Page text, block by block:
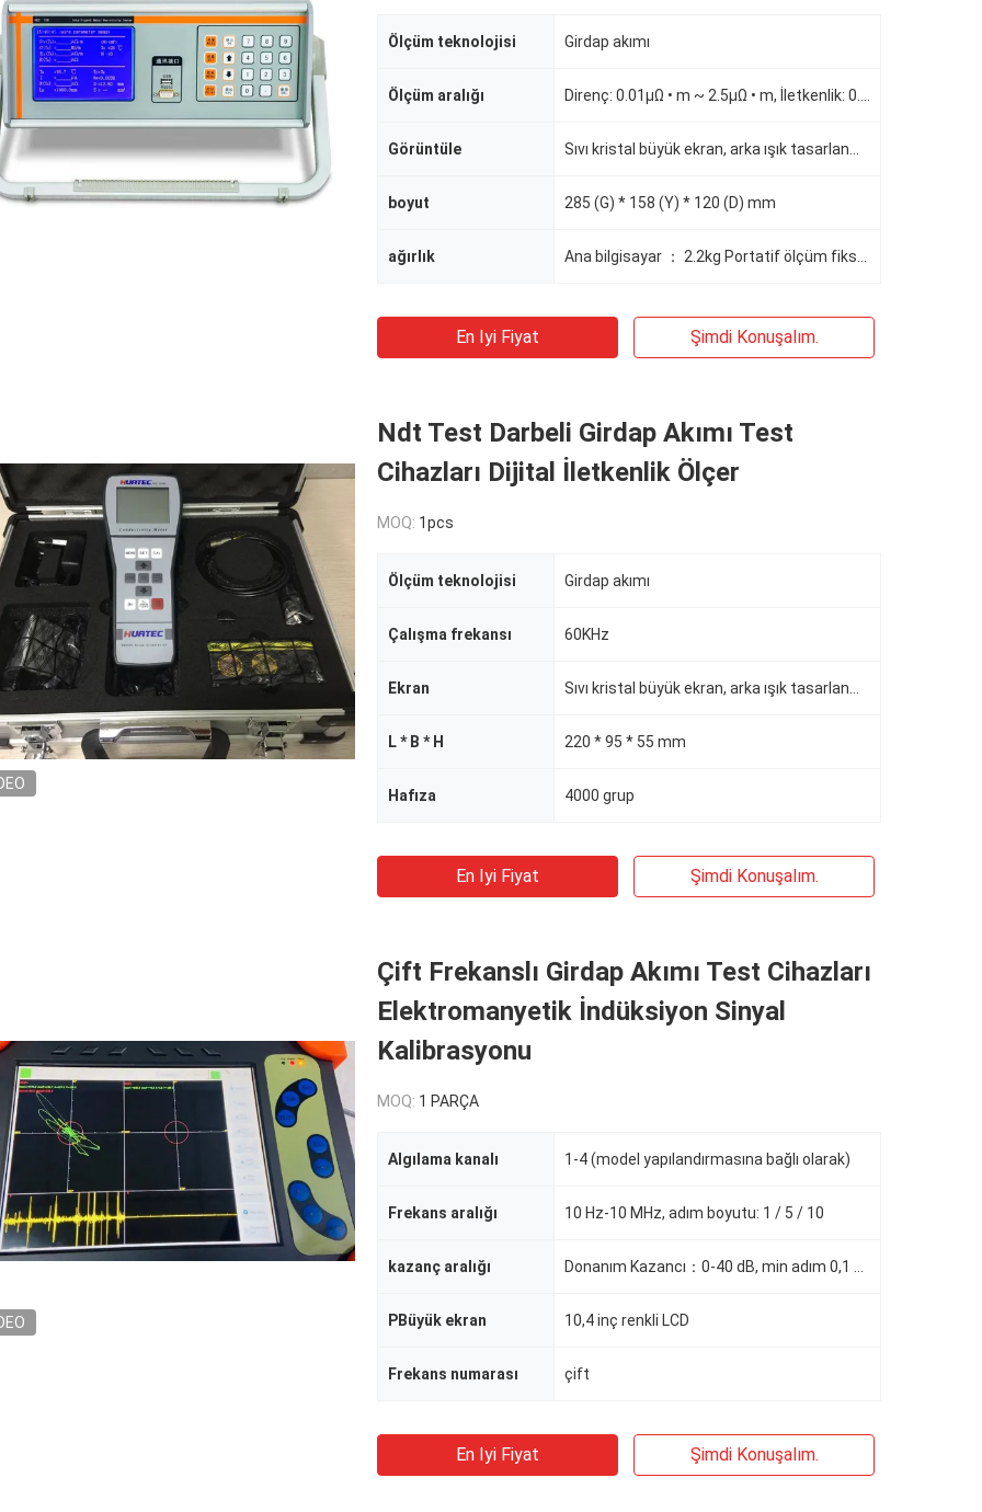
Ölçüm teknolojisi Girdap akımı
Ölçüm aralığı
Görüntüle
boyut 285 (G) * 158 (Y) * 120 (D) mm
ağırlık
En Iyi Fiyat Şimdi Konuşalım.
Ndt Test Darbeli Girdap Akımı Test
Cihazları Dijital İletkenlik Ölçer
MOQ: 1pcs
Ölçüm teknolojisi Girdap akımı
Çalışma frekansı 60KHz
Ekran
L * B * H 220 * 95 * 55 mm
Hafıza 4000 grup
En Iyi Fiyat Şimdi Konuşalım.
Çift Frekanslı Girdap Akımı Test Cihazları
Elektromanyetik İndüksiyon Sinyal
Kalibrasyonu
MOQ: 1 PARÇA
Algılama kanalı 1-4 (model yapılandırmasına bağlı olarak)
Frekans aralığı 10 Hz-10 MHz, adım boyutu: 1 / 5 / 10
kazanç aralığı
PBüyük ekran 10,4 inç renkli LCD
Frekans numarası çift
En Iyi Fiyat Şimdi Konuşalım.